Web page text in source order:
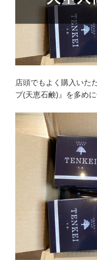
店頭でもよく購入いた
プ(天恵石鹸)』を多めに